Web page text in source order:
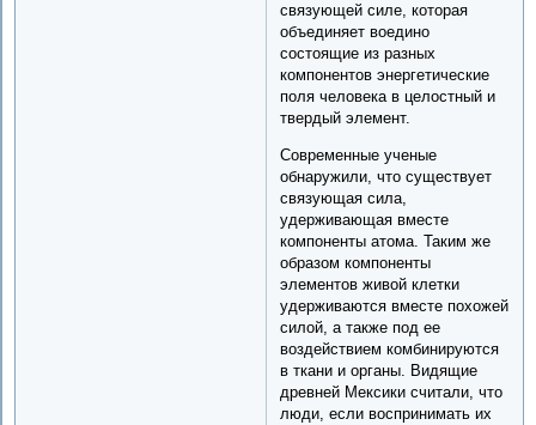
связующей силе, которая
объединяет воедино
состоящие из разных
компонентов энергетические
поля человека в целостный и
твердый элемент.
Современные ученые
обнаружили, что существует
связующая сила,
удерживающая вместе
компоненты атома. Таким же
образом компоненты
элементов живой клетки
удерживаются вместе похожей
силой, а также под ее
воздействием комбинируются
в ткани и органы. Видящие
древней Мексики считали, что
люди, если воспринимать их